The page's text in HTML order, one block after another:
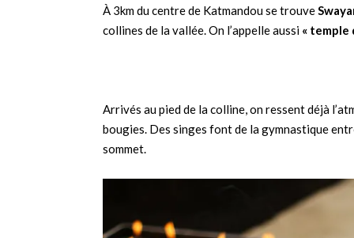
À 3km du centre de Katmandou se trouve
collines de la vallée. On l’appelle aussi « temple
Arrivés au pied de la colline, on ressent déjà
bougies. Des singes font de la gymnastique
sommet.